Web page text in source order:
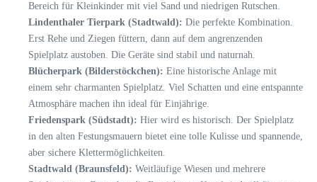
Bereich für Kleinkinder mit viel Sand und niedrigen Rutschen.
Lindenthaler Tierpark (Stadtwald): Die perfekte Kombination.
Erst Rehe und Ziegen füttern, dann auf dem angrenzenden
Spielplatz austoben. Die Geräte sind stabil und naturnah.
Blücherpark (Bilderstöckchen): Eine historische Anlage mit
einem sehr charmanten Spielplatz. Viel Schatten und eine entspannte
Atmosphäre machen ihn ideal für Einjährige.
Friedenspark (Südstadt): Hier wird es historisch. Der Spielplatz
in den alten Festungsmauern bietet eine tolle Kulisse und spannende,
aber sichere Klettermöglichkeiten.
Stadtwald (Braunsfeld): Weitläufige Wiesen und mehrere